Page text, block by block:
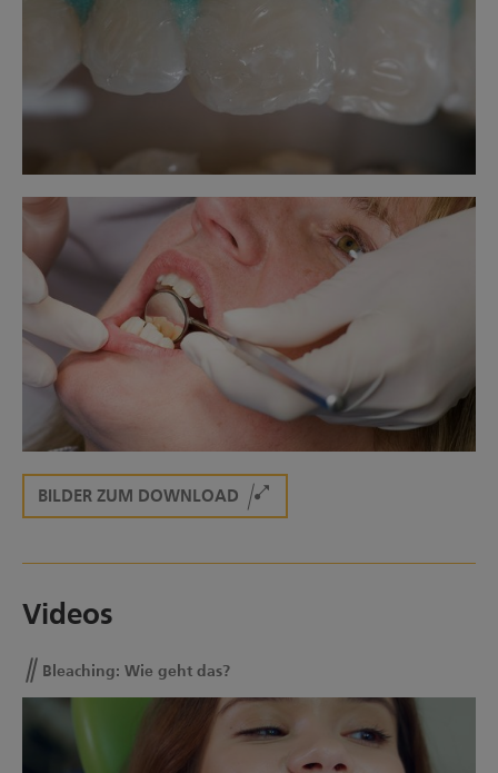
BILDER ZUM DOWNLOAD
Videos
Bleaching: Wie geht das?
Bleaching: Wie geht das?